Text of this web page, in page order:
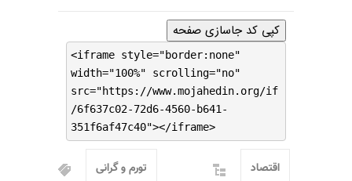
کپی کد جاسازی صفحه
<iframe style="border:none"
width="100%" scrolling="no"
src="https://www.mojahedin.org/if
/6f637c02-72d6-4560-b641-
351f6af47c40"></iframe>
تورم و گرانی اقتصاد